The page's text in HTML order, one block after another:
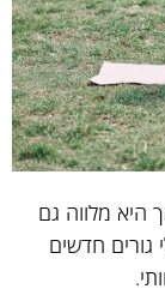
היא מלווה גם
חדשים